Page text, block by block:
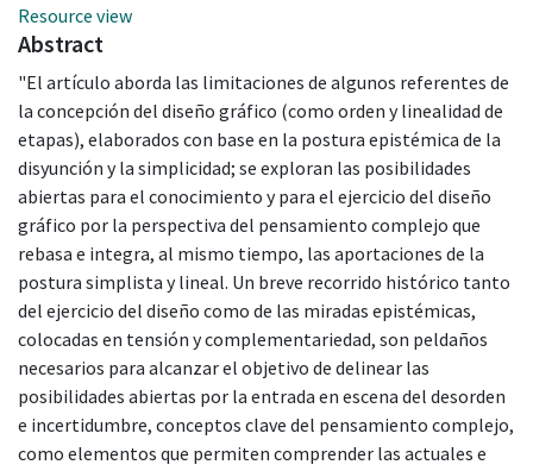
Resource view
Abstract
"El artículo aborda las limitaciones de algunos referentes de
la concepción del diseño gráfico (como orden y linealidad de
etapas), elaborados con base en la postura epistémica de la
disyunción y la simplicidad; se exploran las posibilidades
abiertas para el conocimiento y para el ejercicio del diseño
gráfico por la perspectiva del pensamiento complejo que
rebasa e integra, al mismo tiempo, las aportaciones de la
postura simplista y lineal. Un breve recorrido histórico tanto
del ejercicio del diseño como de las miradas epistémicas,
colocadas en tensión y complementariedad, son peldaños
necesarios para alcanzar el objetivo de delinear las
posibilidades abiertas por la entrada en escena del desorden
e incertidumbre, conceptos clave del pensamiento complejo,
como elementos que permiten comprender las actuales e